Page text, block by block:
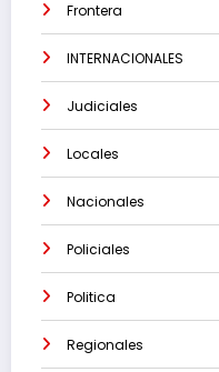
Frontera
INTERNACIONALES
Judiciales
Locales
Nacionales
Policiales
Politica
Regionales